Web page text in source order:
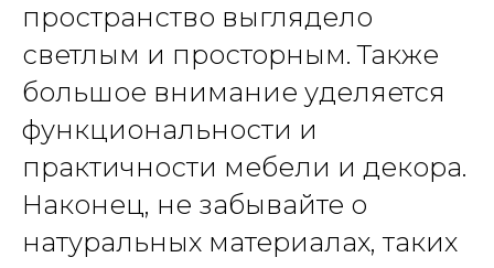
пространство выглядело
светлым и просторным. Также
большое внимание уделяется
функциональности и
практичности мебели и декора.
Наконец, не забывайте о
натуральных материалах, таких